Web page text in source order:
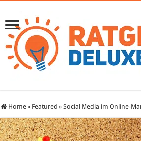
Home » Featured » Social Media im Online-